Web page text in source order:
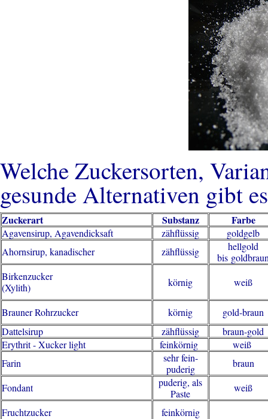
Welche Zuckersorten,
gesunde Alternativen gibt
Zuckerart Substanz Farbe
Agavensirup, Agavendicksaft zähflüssig
goldgelb
Ahornsirup, kanadischer
zähflüssig
hellgold
bis
Birkenzucker
(Xylith)
körnig weiß
Brauner Rohrzucker körnig
gold-braun
Dattelsirup
zähflüssig
braun-gold
Erythrit - Xucker light
feinkörnig
weiß
Farin
sehr fein-
puderig
braun
Fondant
puderig, als
Paste
weiß
Fruchtzucker
feinkörnig